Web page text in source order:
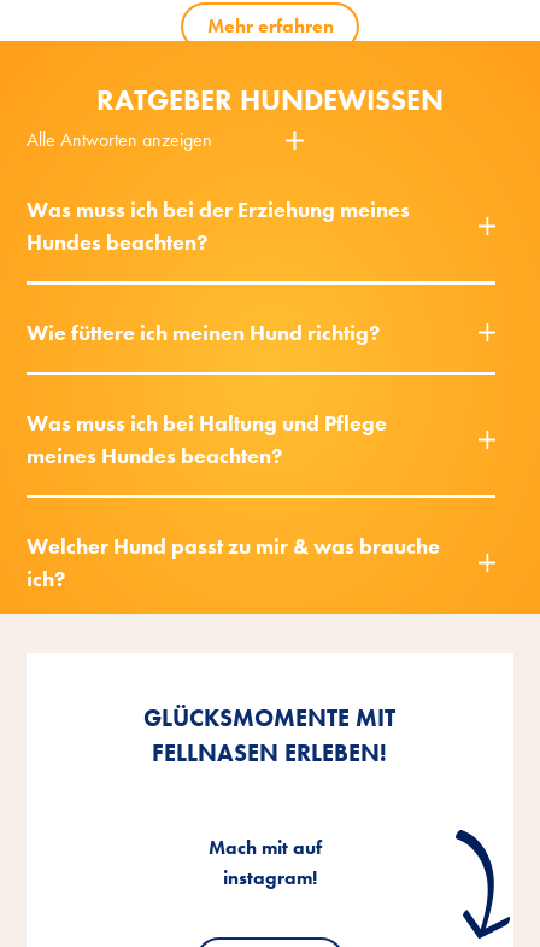
Mehr erfahren
RATGEBER HUNDEWISSEN
Alle Antworten anzeigen
Was muss ich bei der Erziehung meines
Hundes beachten?
Wie füttere ich meinen Hund richtig?
Was muss ich bei Haltung und Pflege
meines Hundes beachten?
Welcher Hund passt zu mir & was brauche
ich?
GLÜCKSMOMENTE MIT
FELLNASEN ERLEBEN!
Mach mit auf
instagram!